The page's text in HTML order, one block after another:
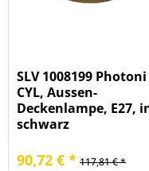
SLV 1008199 Photoni
CYL, Aussen-
Deckenlampe, E27,
schwarz
90,72 € * 117,81 € *